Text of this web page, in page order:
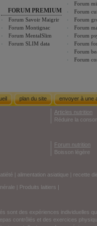
FORUM PREMIUM
Forum Savoir Maigrir
Forum Montignac
Forum MentalSlim
Forum SLIM data
Forum
Forum
Forum
Forum
Forum
Forum
Forum
Forum
plan du site envoyer à une
Articles nutrition
Réduire la
Forum nutrition
Boisson légère
| alimentation asiatique | recette
| Produits laitiers |
sont des expériences individuelles
contrôlés et des exercices